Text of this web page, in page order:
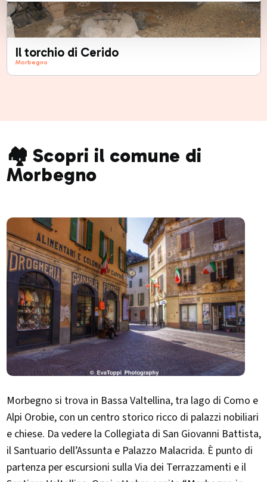
Il torchio di Cerido
Morbegno
🏘️ Scopri il comune di
Morbegno
Morbegno si trova in Bassa Valtellina, tra lago di Como e
Alpi Orobie, con un centro storico ricco di palazzi nobiliari
e chiese. Da vedere la Collegiata di San Giovanni Battista,
il Santuario dell’Assunta e Palazzo Malacrida. È punto di
partenza per escursioni sulla Via dei Terrazzamenti e il